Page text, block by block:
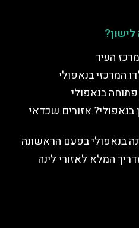
העיר
המרכזי בנאפולי
בנאפולי
אזורים שכדאי
בנאפולי בפעם הראשונה
המלא לאזורי לינה